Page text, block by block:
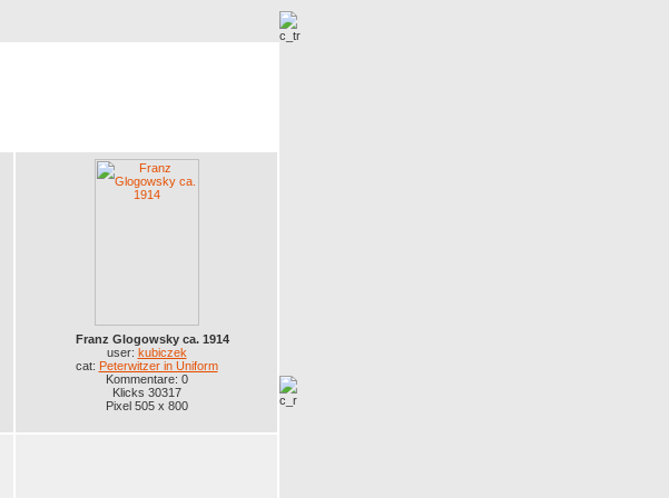
Franz Glogowsky ca. 1914
user: kubiczek
cat: Peterwitzer in Uniform
Kommentare: 0
Klicks 30317
Pixel 505 x 800